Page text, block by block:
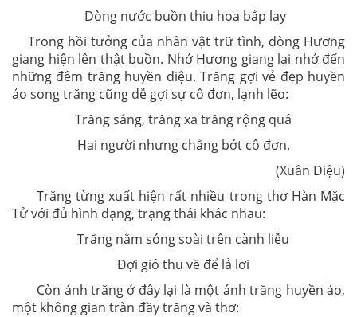
Dòng nước buồn thiu hoa bắp lay
Trong hồi tưởng của nhân vật trữ tình, dòng Hương
giang hiện lên thật buồn. Nhớ Hương giang lại nhớ đến
những đêm trăng huyền diệu. Trăng gợi vẻ đẹp huyền
ảo song trăng cũng dễ gợi sự cô đơn, lạnh lẽo:
Trăng sáng, trăng xa trăng rộng quá
Hai người nhưng chẳng bớt cô đơn.
(Xuân Diệu)
Trăng từng xuất hiện rất nhiều trong thơ Hàn Mặc
Tử với đủ hình dạng, trạng thái khác nhau:
Trăng nằm sóng soài trên cành liễu
Đợi gió thu về để lả lơi
Còn ánh trăng ở đây lại là một ánh trăng huyền ảo,
một không gian tràn đầy trăng và thơ: